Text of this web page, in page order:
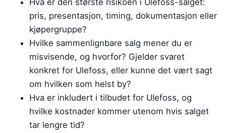
Hva er den største risikoen i Ulefoss-salget:
pris, presentasjon, timing, dokumentasjon eller
kjøpergruppe?
Hvilke sammenlignbare salg mener du er
misvisende, og hvorfor? Gjelder svaret
konkret for Ulefoss, eller kunne det vært sagt
om hvilken som helst by?
Hva er inkludert i tilbudet for Ulefoss, og
hvilke kostnader kommer utenom hvis salget
tar lengre tid?